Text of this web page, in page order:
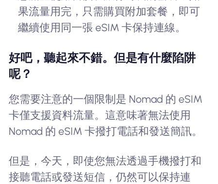
果流量用完，只需購買附加套餐，即可
繼續使用同一張 eSIM 卡保持連線。
好吧，聽起來不錯。但是有什麼陷阱
呢？
您需要注意的一個限制是 Nomad 的 eSIM
卡僅支援資料流量。這意味著無法使用
Nomad 的 eSIM 卡撥打電話和發送簡訊。
但是，今天，即使您無法透過手機撥打和
接聽電話或發送短信，仍然可以保持連